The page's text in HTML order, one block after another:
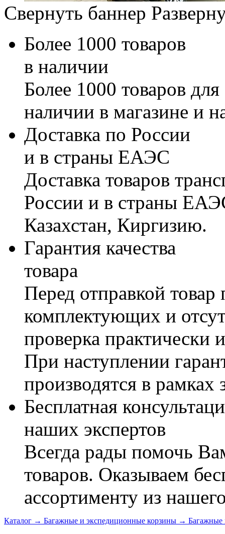
Свернуть баннер
Более 1000 товаров
в наличии
Более 1000 товаров
наличии в магазине и
Доставка по России
и в страны ЕАЭС
Доставка товаров
России и в страны
Казахстан, Киргизию.
Гарантия качества
товара
Перед отправкой товар
комплектующих и
проверка практически
При наступлении
производятся в рамках
Бесплатная
наших экспертов
Всегда рады помочь
товаров. Оказываем
ассортименту из
Каталог → Багажные и экспедиционные корзины → Багажные